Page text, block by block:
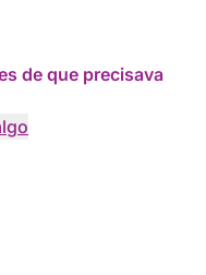
de que precisava